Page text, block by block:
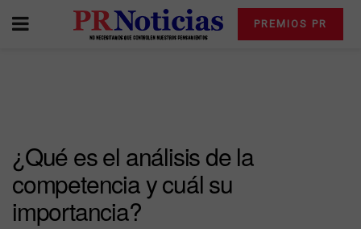
PREMIOS PR
¿Qué es el análisis de la
competencia y cuál su
importancia?